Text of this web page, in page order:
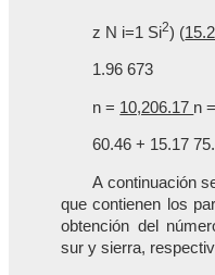
z N i=1 Si2) (
1.96 673
n = 10,206.17 n =
60.46 + 15.17
A continuación
que contienen los
obtención del
sur y sierra,